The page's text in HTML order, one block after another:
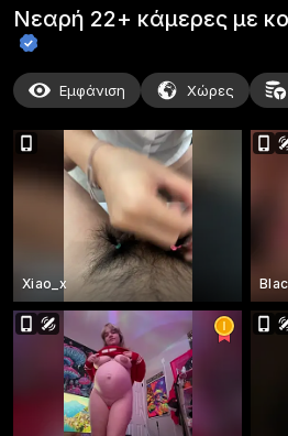
Νεαρή 22+ κάμερες με
Εμφάνιση Χώρες
Xiao_x